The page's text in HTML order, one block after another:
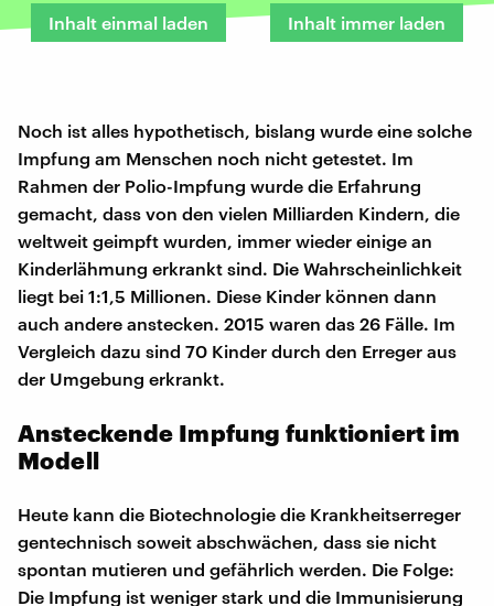
Inhalt einmal laden Inhalt immer laden
Noch ist alles hypothetisch, bislang wurde eine solche
Impfung am Menschen noch nicht getestet. Im
Rahmen der Polio-Impfung wurde die Erfahrung
gemacht, dass von den vielen Milliarden Kindern, die
weltweit geimpft wurden, immer wieder einige an
Kinderlähmung erkrankt sind. Die Wahrscheinlichkeit
liegt bei 1:1,5 Millionen. Diese Kinder können dann
auch andere anstecken. 2015 waren das 26 Fälle. Im
Vergleich dazu sind 70 Kinder durch den Erreger aus
der Umgebung erkrankt.
Ansteckende Impfung funktioniert im
Modell
Heute kann die Biotechnologie die Krankheitserreger
gentechnisch soweit abschwächen, dass sie nicht
spontan mutieren und gefährlich werden. Die Folge:
Die Impfung ist weniger stark und die Immunisierung